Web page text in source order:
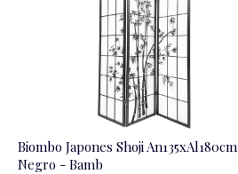
Biombo Japones Shoji An135xAl180cm
Negro - Bamb